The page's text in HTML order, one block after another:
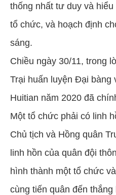
thống nhất tư duy và
tổ chức, và hoạch định
sáng.
Chiều ngày 30/11, trong
Trại huấn luyện Đại bàng
Huitian năm 2020 đã
Một tổ chức phải có linh
Chủ tịch và Hồng quân
linh hồn của quân đội
hình thành một tổ chức
cùng tiến quân đến